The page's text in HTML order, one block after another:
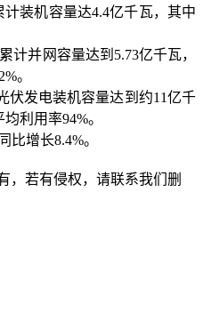
装机容量达4.4亿千瓦，其中
计并网容量达到5.73亿千瓦，
。
伏发电装机容量达到约11亿千
利用率94%。
增长8.4%。
，若有侵权，请联系我们删